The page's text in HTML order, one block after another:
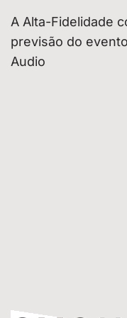
A Alta-Fidelidade
previsão do
Audio